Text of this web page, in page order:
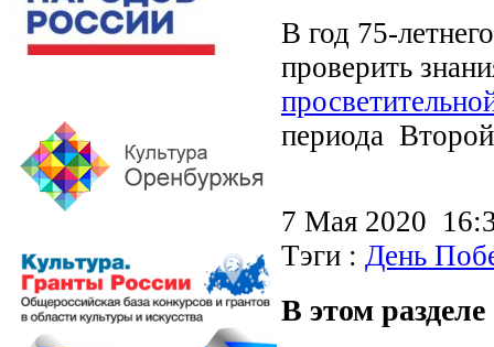
В год 75-
проверить
периода
7 Мая 2020
Тэги : День
В этом разделе